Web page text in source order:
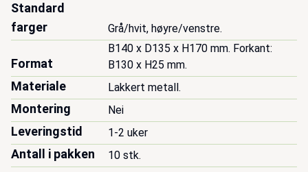
Standard
farger
Grå/hvit, høyre/venstre.
Format
B140 x D135 x H170 mm. Forkant:
B130 x H25 mm.
Materiale Lakkert metall.
Montering Nei
Leveringstid 1-2 uker
Antall i pakken 10 stk.